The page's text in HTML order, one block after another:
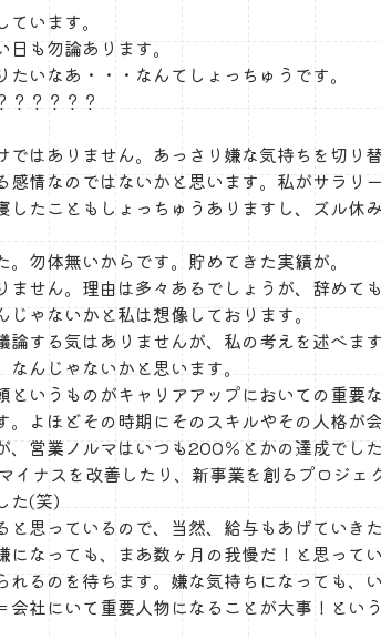
います。
も勿論あります。
いなあ・・・なんてしょっちゅうです。
？？？？？
はありません。あっさり嫌な気持ちを切り
情なのではないかと思います。私がサラリ
たこともしょっちゅうありますし、ズル休
勿体無いからです。貯めてきた実績が。
せん。理由は多々あるでしょうが、辞めて
ゃないかと私は想像しております。
する気はありませんが、私の考えを述べます
んじゃないかと思います。
いうものがキャリアアップにおいての重要
よほどその時期にそのスキルやその人格が
営業ノルマはいつも200％とかの達成でし
ナスを改善したり、新事業を創るプロジェ
た(笑)
思っているので、当然、給与もあげていきた
なっても、まあ数ヶ月の我慢だ！と思ってい
るのを待ちます。嫌な気持ちになっても、
社にいて重要人物になることが大事！とい